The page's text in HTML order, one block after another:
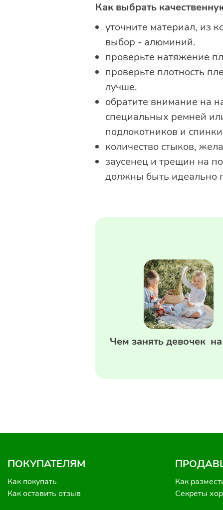
Как выбрать
уточните материал, из
выбор - алюминий.
проверьте натяжение
проверьте плотность
лучше.
обратите внимание на
специальных ремней
подлокотников и
количество стыков,
заусенец и трещин на
должны быть идеально
Чем занять девочек
ПОКУПАТЕЛЯМ
Как покупать
Как оставить отзыв
Как
Секреты